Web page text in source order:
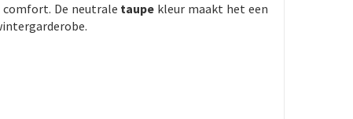
comfort. De neutrale taupe kleur maakt het een